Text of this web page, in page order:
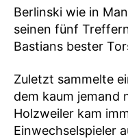
Berlinski wie in
seinen fünf
Bastians bester
Zuletzt sammelte
dem kaum jemand
Holzweiler kam
Einwechselspieler